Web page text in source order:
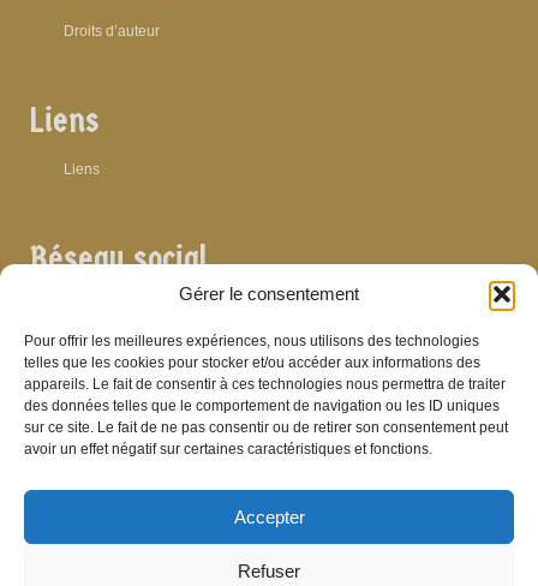
Gérer le consentement
Pour offrir les meilleures expériences, nous utilisons des technologies
telles que les cookies pour stocker et/ou accéder aux informations des
appareils. Le fait de consentir à ces technologies nous permettra de traiter
des données telles que le comportement de navigation ou les ID uniques
sur ce site. Le fait de ne pas consentir ou de retirer son consentement peut
avoir un effet négatif sur certaines caractéristiques et fonctions.
Accepter
Refuser
Droits d’auteur
Liens
Liens
Réseau social
Archives
Archives
Bibliographie